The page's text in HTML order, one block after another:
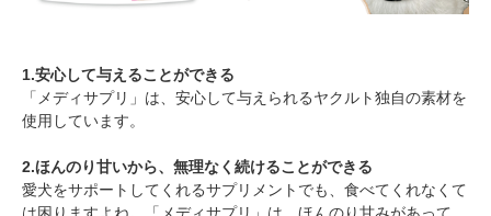
1.安心して与えることができる
「メディサプリ」は、安心して与えられるヤクルト独自の素材を
使用しています。
2.ほんのり甘いから、無理なく続けることができる
愛犬をサポートしてくれるサプリメントでも、食べてくれなくて